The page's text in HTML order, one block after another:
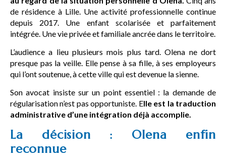
de résidence à Lille. Une activité professionnelle continue
depuis 2017. Une enfant scolarisée et parfaitement
intégrée. Une vie privée et familiale ancrée dans le territoire.
L’audience a lieu plusieurs mois plus tard. Olena ne dort
presque pas la veille. Elle pense à sa fille, à ses employeurs
qui l’ont soutenue, à cette ville qui est devenue la sienne.
Son avocat insiste sur un point essentiel : la demande de
régularisation n’est pas opportuniste. Elle est la traduction
administrative d’une intégration déjà accomplie.
La décision : Olena enfin
reconnue